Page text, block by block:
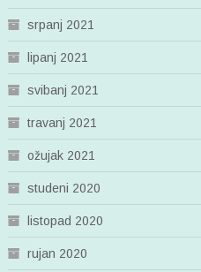
srpanj 2021
lipanj 2021
svibanj 2021
travanj 2021
ožujak 2021
studeni 2020
listopad 2020
rujan 2020